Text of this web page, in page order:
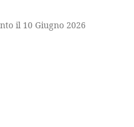
il 10 Giugno 2026